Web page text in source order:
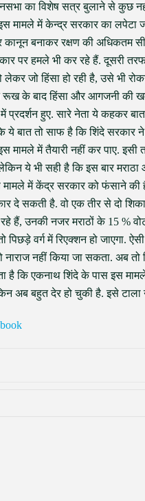
का विशेष सत्र बुलाने से कुछ नहीं
में केन्द्र सरकार का लपेटा
बनाकर रक्षण की अधिकतम
पर हमले भी कर रहे हैं. दूसरी
जो हिंसा हो रही है, उसे भी
के बाद हिंसा और आगजनी की
हुए. सारे नेता ये कहकर बात
ये बात तो साफ है कि शिंदे
मामले में तैयारी नहीं कर पाए.
ये भी सही है कि इस बार
में केंद्र सरकार को फंसाने की
दे सकती है. वो एक तीर से दो
हैं, उनकी नजर मराठों के 15 %
पिछड़े वर्ग में रिएक्शन हो जाएगा.
नहीं किया जा सकता. अब
है कि एकनाथ शिंदे के पास इस
अब बहुत देर हो चुकी है. इसे टाला